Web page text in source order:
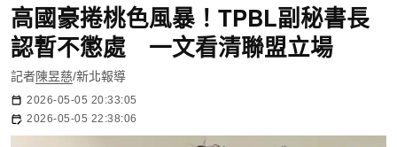
高國豪捲桃色風暴！TPBL副秘書長
認暫不懲處 一文看清聯盟立場
記者陳昱慈/新北報導
2026-05-05 20:33:05
2026-05-05 22:38:06